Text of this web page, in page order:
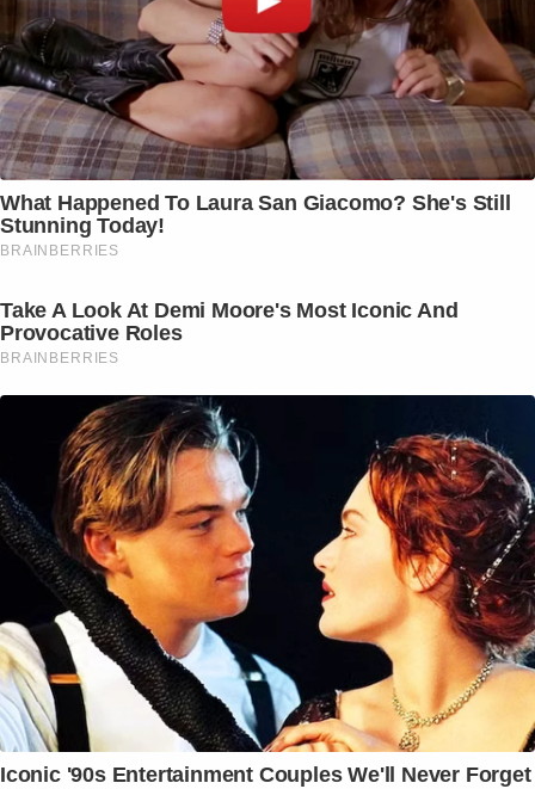
What Happened To Laura San Giacomo? She's Still
Stunning Today!
BRAINBERRIES
Take A Look At Demi Moore's Most Iconic And
Provocative Roles
BRAINBERRIES
Iconic '90s Entertainment Couples We'll Never Forget